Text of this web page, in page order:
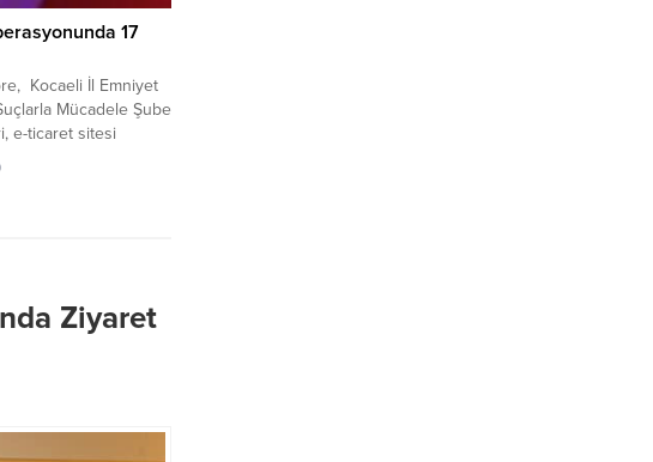
17
Kocaeli İl Emniyet
Mücadele Şube
e-ticaret sitesi
yapan
için çalışma
ve İstanbul’da
Ziyaret